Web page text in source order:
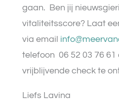
gaan. Ben jij
vitaliteitsscore? Laat
via email
telefoon 06 52 03 76
vrijblijvende check te
Liefs Lavina